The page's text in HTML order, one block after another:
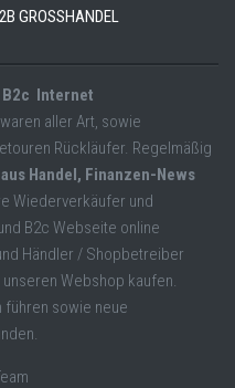
GROSSHANDEL
B2c Internet
aller Art, sowie
Rückläufer. Regelmäßig
Handel, Finanzen-News
Wiederverkäufer und
B2c Webseite online
Händler / Shopbetreiber
Webshop kaufen.
führen sowie neue